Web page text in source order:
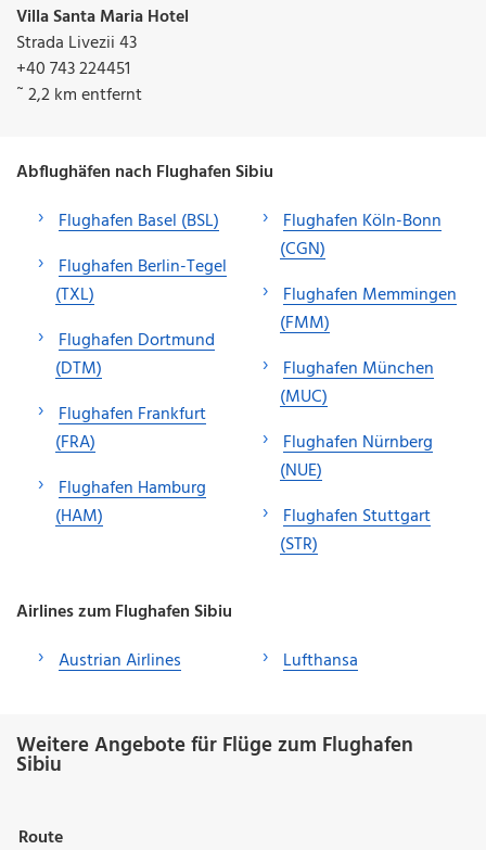
Villa Santa Maria Hotel
Strada Livezii 43
+40 743 224451
˜ 2,2 km entfernt
Abflughäfen nach Flughafen Sibiu
Flughafen Basel (BSL)
Flughafen Berlin-Tegel
(TXL)
Flughafen Dortmund
(DTM)
Flughafen Frankfurt
(FRA)
Flughafen Hamburg
(HAM)
Flughafen Köln-Bonn
(CGN)
Flughafen Memmingen
(FMM)
Flughafen München
(MUC)
Flughafen Nürnberg
(NUE)
Flughafen Stuttgart
(STR)
Airlines zum Flughafen Sibiu
Austrian Airlines
Lufthansa
Weitere Angebote für Flüge zum Flughafen
Sibiu
Route